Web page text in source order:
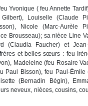
Yvonique ( feu Annette
Louiselle (Claude
Nicole (Marc-Aurèle
Brousseau); sa nièce Line
(Claudia Faucher) et Jean-
et belles-sœurs : feu
Madeleine (feu Rosaire
Paul Bisson), feu Paul-Émile
(Bernadin Bégin),
neveux, nièces, cousins,